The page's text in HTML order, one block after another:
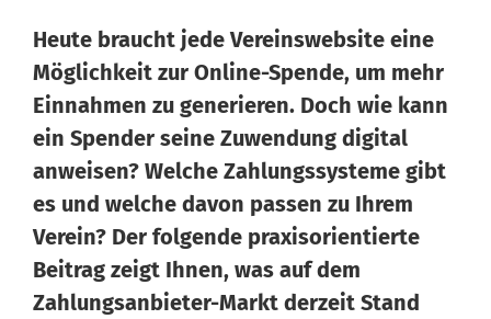
Heute braucht jede Vereinswebsite eine
Möglichkeit zur Online-Spende, um mehr
Einnahmen zu generieren. Doch wie kann
ein Spender seine Zuwendung digital
anweisen? Welche Zahlungssysteme gibt
es und welche davon passen zu Ihrem
Verein? Der folgende praxisorientierte
Beitrag zeigt Ihnen, was auf dem
Zahlungsanbieter-Markt derzeit Stand
Wissen von Vero